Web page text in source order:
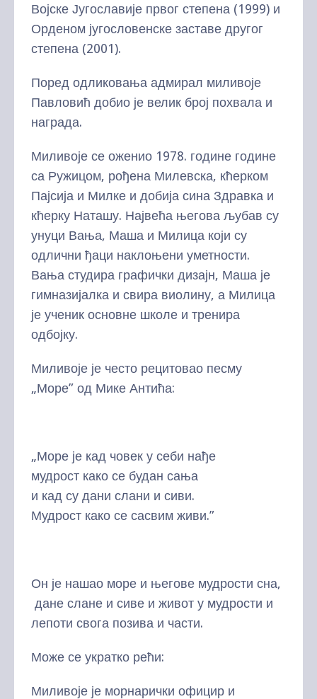
Војске Југославије првог степена (1999) и
Орденом југословенске заставе другог
степена (2001).
Поред одликовања адмирал миливоје
Павловић добио је велик број похвала и
награда.
Миливоје се оженио 1978. године године
са Ружицом, рођена Милевска, кћерком
Пајсија и Милке и добија сина Здравка и
кћерку Наташу. Највећа његова љубав су
унуци Вања, Маша и Милица који су
одлични ђаци наклоњени уметности.
Вања студира графички дизајн, Маша је
гимназијалка и свира виолину, а Милица
је ученик основне школе и тренира
одбојку.
Миливоје је често рецитовао песму
„Море” од Мике Антића:
„Море је кад човек у себи нађе
мудрост како се будан сања
и кад су дани слани и сиви.
Мудрост како се сасвим живи.”
Он је нашао море и његове мудрости сна,
дане слане и сиве и живот у мудрости и
лепоти свога позива и части.
Може се укратко рећи:
Миливоје је морнарички официр и